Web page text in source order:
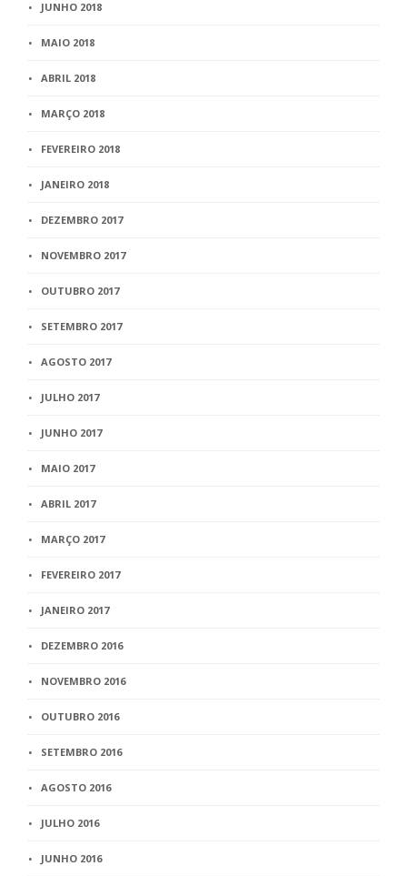
JUNHO 2018
MAIO 2018
ABRIL 2018
MARÇO 2018
FEVEREIRO 2018
JANEIRO 2018
DEZEMBRO 2017
NOVEMBRO 2017
OUTUBRO 2017
SETEMBRO 2017
AGOSTO 2017
JULHO 2017
JUNHO 2017
MAIO 2017
ABRIL 2017
MARÇO 2017
FEVEREIRO 2017
JANEIRO 2017
DEZEMBRO 2016
NOVEMBRO 2016
OUTUBRO 2016
SETEMBRO 2016
AGOSTO 2016
JULHO 2016
JUNHO 2016